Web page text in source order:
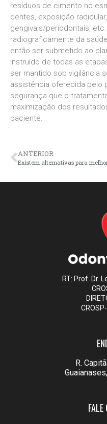
resíduos de cimento no
dentes, exposição
gengivais/periodontais,
radiograficamente da
então ser submetido ao
instruído de todas as
ser mantido sob vigilância
assistência oferecida pelo
segurança que o
maximização dos
paciente.
ANTERIOR
RT: Prof. Dr.
R.